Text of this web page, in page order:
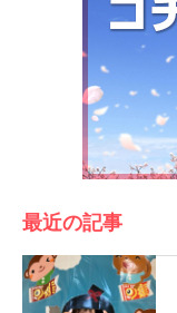
最近の記事